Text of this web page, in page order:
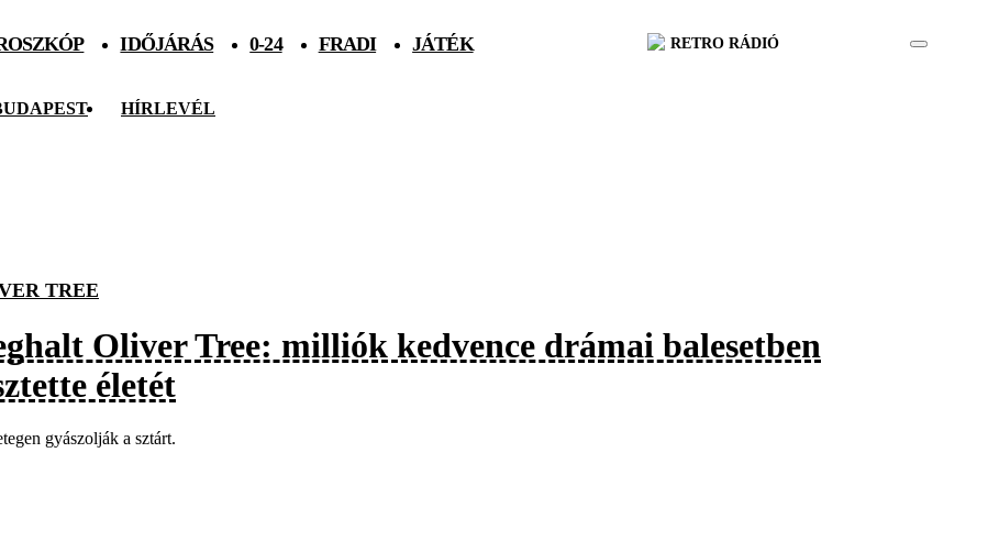
IDŐJÁRÁS 0-24 FRADI JÁTÉK RETRO RÁDIÓ
HÍRLEVÉL
TREE
Oliver Tree: milliók kedvence drámai balesetben
életét
gyászolják a sztárt.